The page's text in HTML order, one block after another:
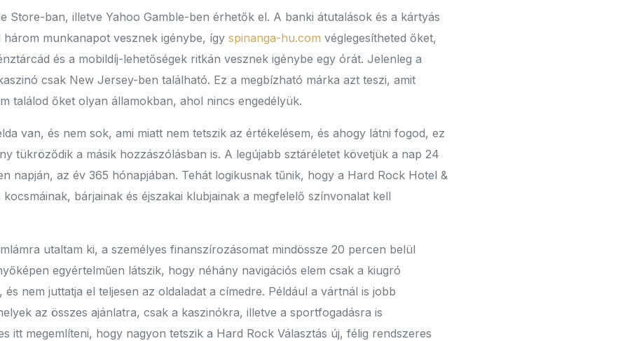
Store-ban, illetve Yahoo Gamble-ben érhetők el. A banki átutalások és a kártyás
munkanapot vesznek igénybe, így spinanga-hu.com véglegesítheted őket,
és a mobildíj-lehetőségek ritkán vesznek igénybe egy órát. Jelenleg a
csak New Jersey-ben található. Ez a megbízható márka azt teszi, amit
találod őket olyan államokban, ahol nincs engedélyük.
van, és nem sok, ami miatt nem tetszik az értékelésem, és ahogy látni fogod, ez
tükröződik a másik hozzászólásban is. A legújabb sztáréletet követjük a nap 24
napján, az év 365 hónapjában. Tehát logikusnak tűnik, hogy a Hard Rock Hotel &
bárjainak és éjszakai klubjainak a megfelelő színvonalat kell
utaltam ki, a személyes finanszírozásomat mindössze 20 percen belül
egyértelműen látszik, hogy néhány navigációs elem csak a kiugró
nem juttatja el teljesen az oldaladat a címedre. Például a vártnál is jobb
az összes ajánlatra, csak a kaszinókra, illetve a sportfogadásra is
itt megemlíteni, hogy nagyon tetszik a Hard Rock Választás új, félig rendszeres